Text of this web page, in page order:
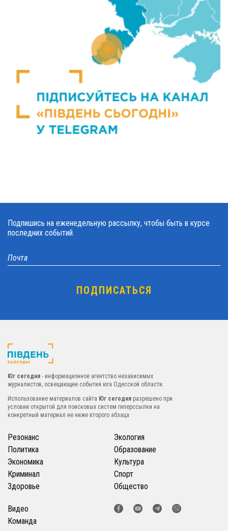
Подпишись на еженедельную рассылку, чтобы быть в курсе
последних событий.
Юг сегодня - информационное агентство независимых
журналистов, освещающее события юга Одесской области.
Использование материалов сайта Юг сегодня разрешено при
условии открытой для поисковых систем гиперссылки на
конкретный материал не ниже второго абзаца
Резонанс
Политика
Экономика
Криминал
Здоровье
Экология
Образование
Культура
Спорт
Общество
Видео
Команда